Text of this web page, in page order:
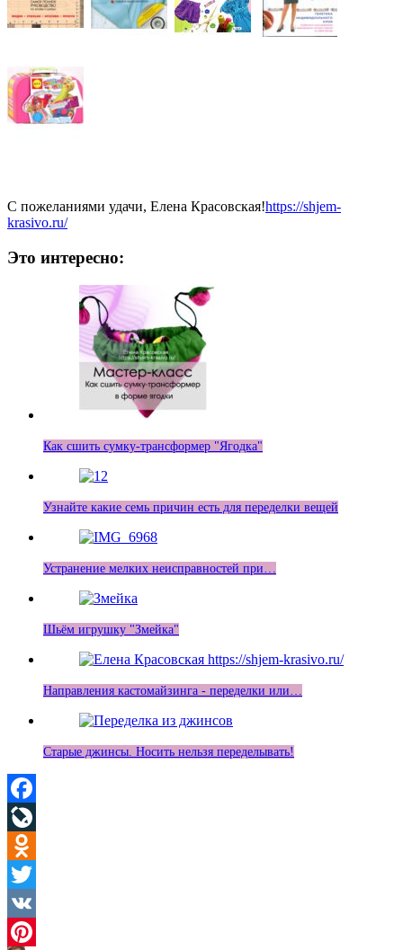
С пожеланиями удачи, Елена Красовская!https://shjem-
krasivo.ru/
Это интересно:
Как сшить сумку-трансформер "Ягодка"
Узнайте какие семь причин есть для переделки вещей
Устранение мелких неисправностей при…
Шьём игрушку "Змейка"
Направления кастомайзинга - переделки или…
Старые джинсы. Носить нельзя переделывать!
Facebook
LiveJournal
Odnoklassniki
Twitter
VK